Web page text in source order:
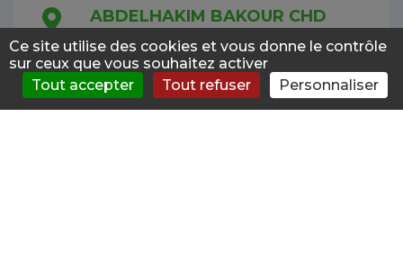
Menu S'évaluer Consulter Forum News
43.8km
ABDELHAKIM BAKOUR CHD
Addictologue Public
1 ROUTE DE CHANTEAU
Ce site utilise des cookies et vous donne le contrôle
sur ceux que vous souhaitez activer
Tout accepter
Tout refuser Personnaliser